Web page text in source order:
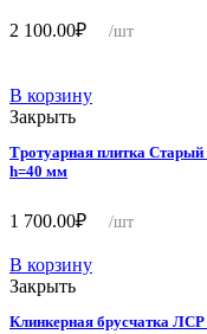
2 100.00₽ /шт
В корзину
Закрыть
Тротуарная плитка
h=40 мм
1 700.00₽ /шт
В корзину
Закрыть
Клинкерная брусчатка